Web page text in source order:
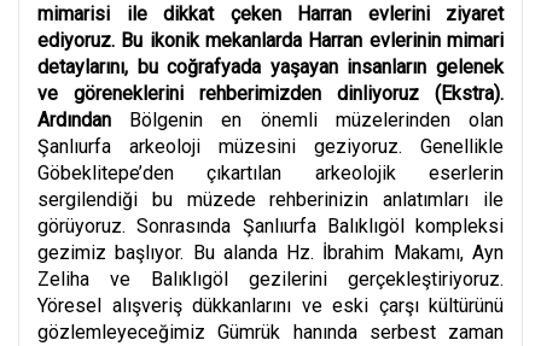
mimarisi ile dikkat çeken Harran evlerini ziyaret
ediyoruz. Bu ikonik mekanlarda Harran evlerinin mimari
detaylarını, bu coğrafyada yaşayan insanların gelenek
ve göreneklerini rehberimizden dinliyoruz (Ekstra).
Ardından Bölgenin en önemli müzelerinden olan
Şanlıurfa arkeoloji müzesini geziyoruz. Genellikle
Göbeklitepe’den çıkartılan arkeolojik eserlerin
sergilendiği bu müzede rehberinizin anlatımları ile
görüyoruz. Sonrasında Şanlıurfa Balıklıgöl kompleksi
gezimiz başlıyor. Bu alanda Hz. İbrahim Makamı, Ayn
Zeliha ve Balıklıgöl gezilerini gerçekleştiriyoruz.
Yöresel alışveriş dükkanlarını ve eski çarşı kültürünü
gözlemleyeceğimiz Gümrük hanında serbest zaman